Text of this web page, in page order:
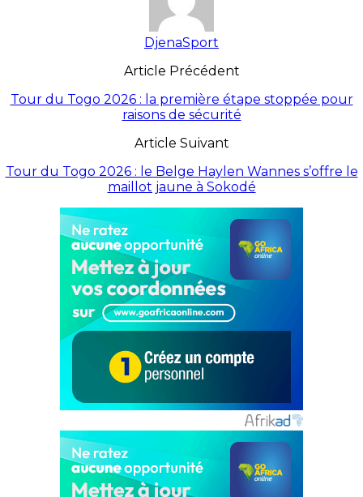
DjenaSport
Article Précédent
Tour du Togo 2026 : la première étape stoppée pour
raisons de sécurité
Article Suivant
Tour du Togo 2026 : le Belge Haylen Wannes s’offre le
maillot jaune à Sokodé